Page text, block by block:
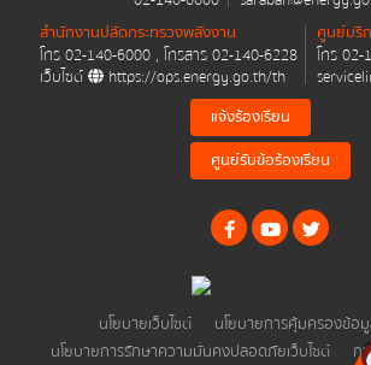
ข่าวประชาสัมพันธ์ ศูนย์ปฏิบัติการต่อต้า
ข้อมูลเผยแพร่ ศูนย์ปฏิบัติการต่อต้านทุจริต
แนวทางการประพฤติปฏิบัติตน ตามพระ
มาตรฐานทางจริยธรรม พ.ศ. 2562
ข่าวสารพลังงาน
สำนักงานปลัดกระทรวงพลังงาน
โทร 02-140-6000, โทรสาร 02-140-6228
เว็บไซต์
https://ops.energy.go.th/th
ศูนย์บริ
โทร 02-
แจ้งร้องเรียน
ศูนย์รับข้อร้องเรียน
นโยบายเว็บไซต์
นโยบายการคุ้มครองข้อ
นโยบายการรักษาความมั่นคงปลอดภัยเว็บไซต์
ก